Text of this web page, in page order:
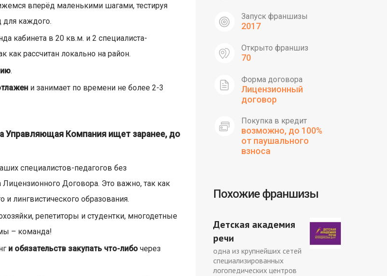
вперёд маленькими шагами, тестируя
для каждого.
кабинета в 20 кв.м. и 2 специалиста-
рассчитан локально на район.
.
и занимает по времени не более 2-3
Компания ищет заранее, до
специалистов-педагогов без
Договора. Это важно, так как
лингвистического образования.
репетиторы и студентки, многодетные
– команда!
и обязательств закупать что-либочерез
Запуск франшизы
2017
Открыто франшиз
70
Форма договора
Лицензионный
договор
Покупка в кредит
возможно, до 100%
от паушального
взноса
Похожие франшизы
Детская академия
речи
одна из крупнейших сетей
специализированных
логопедических центров